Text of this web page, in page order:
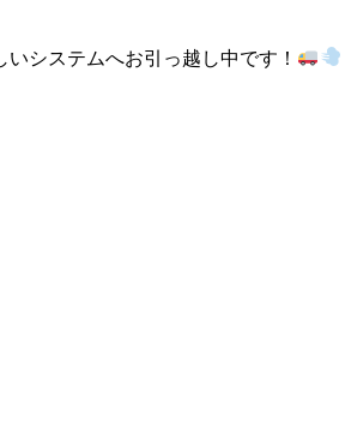
システムへお引っ越し中です！